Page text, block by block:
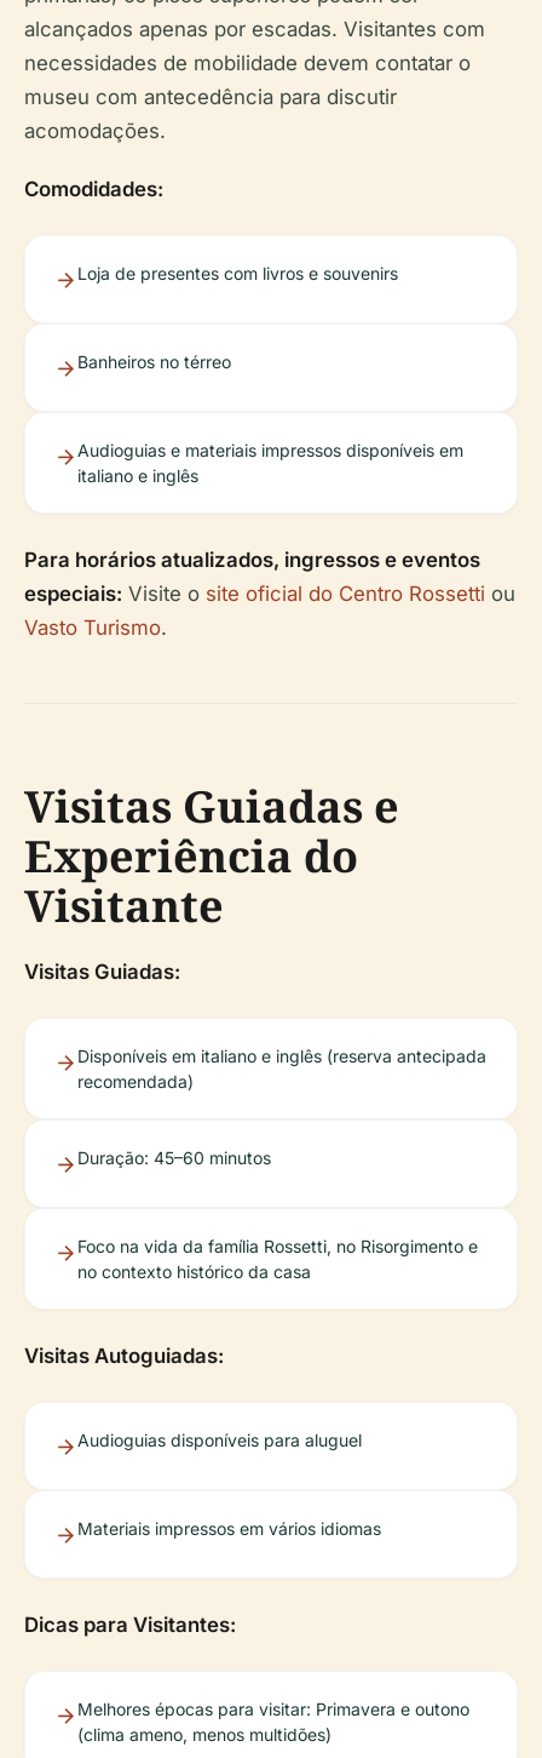
alcançados apenas por escadas. Visitantes com
necessidades de mobilidade devem contatar o
museu com antecedência para discutir
acomodações.
Comodidades:
Loja de presentes com livros e souvenirs
Banheiros no térreo
Audioguias e materiais impressos disponíveis em
italiano e inglês
Para horários atualizados, ingressos e eventos
especiais: Visite o site oficial do Centro Rossetti ou
Vasto Turismo.
Visitas Guiadas e
Experiência do
Visitante
Visitas Guiadas:
Disponíveis em italiano e inglês (reserva antecipada
recomendada)
Duração: 45–60 minutos
Foco na vida da família Rossetti, no Risorgimento e
no contexto histórico da casa
Visitas Autoguiadas:
Audioguias disponíveis para aluguel
Materiais impressos em vários idiomas
Dicas para Visitantes:
Melhores épocas para visitar: Primavera e outono
(clima ameno, menos multidões)